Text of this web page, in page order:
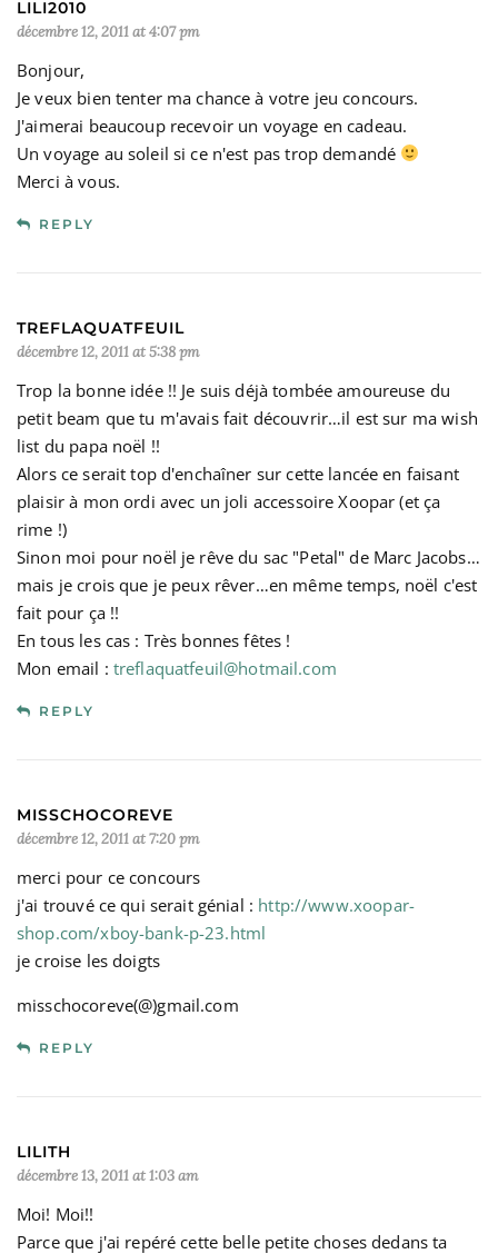
LILI2010
décembre 12, 2011 at 4:07 pm
Bonjour,
Je veux bien tenter ma chance à votre jeu concours.
J'aimerai beaucoup recevoir un voyage en cadeau.
Un voyage au soleil si ce n'est pas trop demandé
Merci à vous.
REPLY
TREFLAQUATFEUIL
décembre 12, 2011 at 5:38 pm
Trop la bonne idée !! Je suis déjà tombée amoureuse du
petit beam que tu m'avais fait découvrir…il est sur ma wish
list du papa noël !!
Alors ce serait top d'enchaîner sur cette lancée en faisant
plaisir à mon ordi avec un joli accessoire Xoopar (et ça
rime !)
Sinon moi pour noël je rêve du sac "Petal" de Marc Jacobs…
mais je crois que je peux rêver…en même temps, noël c'est
fait pour ça !!
En tous les cas : Très bonnes fêtes !
Mon email : treflaquatfeuil@hotmail.com
REPLY
MISSCHOCOREVE
décembre 12, 2011 at 7:20 pm
merci pour ce concours
j'ai trouvé ce qui serait génial : http://www.xoopar-
shop.com/xboy-bank-p-23.html
je croise les doigts
misschocoreve(@)gmail.com
REPLY
LILITH
décembre 13, 2011 at 1:03 am
Moi! Moi!!
Parce que j'ai repéré cette belle petite choses dedans ta